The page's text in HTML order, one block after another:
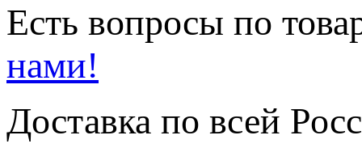
Есть вопросы по
нами!
Доставка по всей